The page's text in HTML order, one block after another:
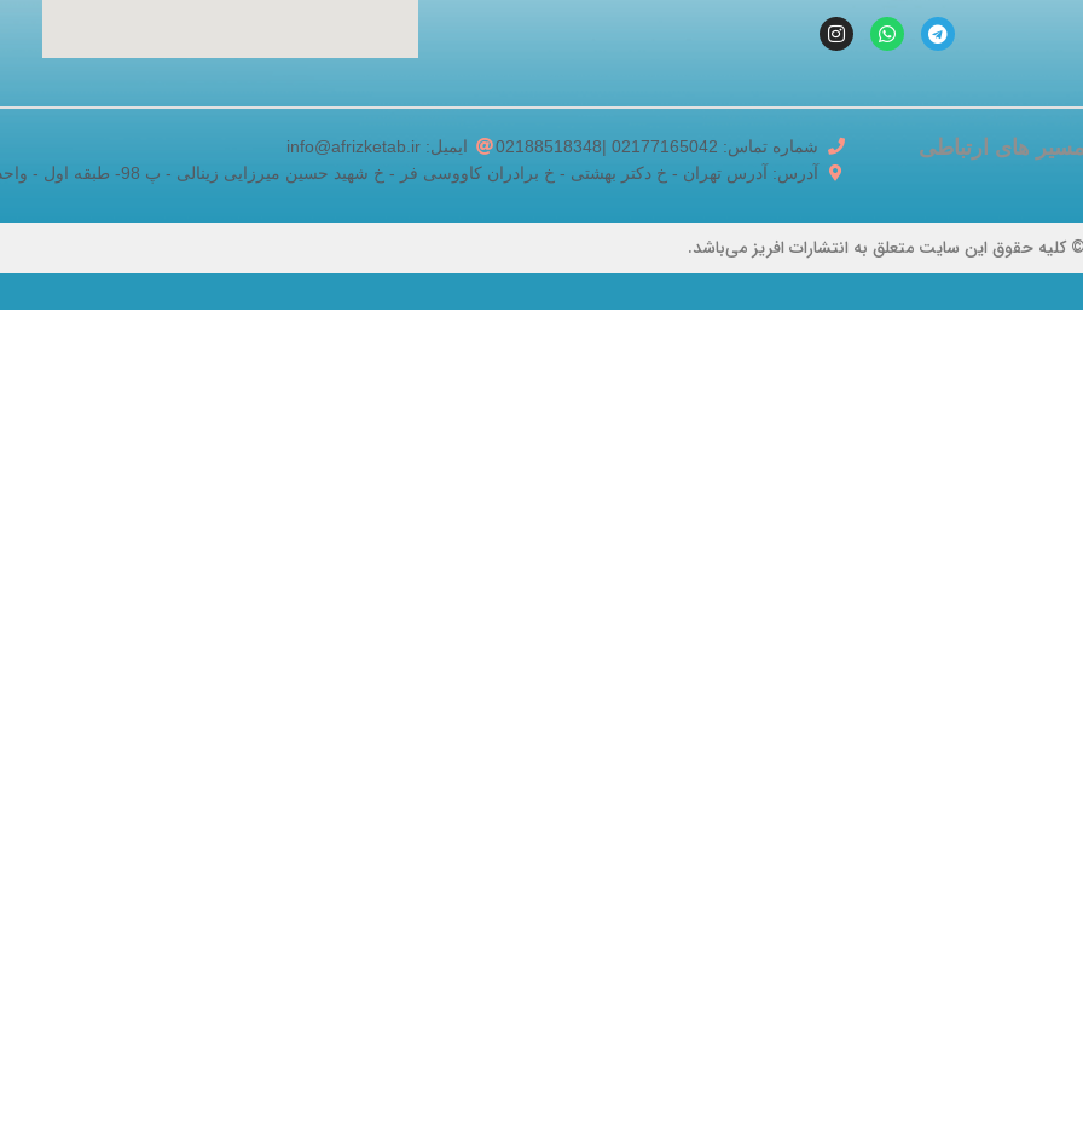
های ارتباطی شماره تماس: 02177165042 |02188518348
ایمیل: info@afrizketab.ir
آدرس: آدرس تهران - خ دکتر بهشتی - خ برادران کاووسی فر - خ شهید حسین میرزایی زینالی - پ 98- طبقه اول - واحد 5
کلیه حقوق این سایت متعلق به انتشارات افریز می‌باشد.